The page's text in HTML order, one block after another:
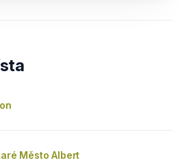
Město Albert